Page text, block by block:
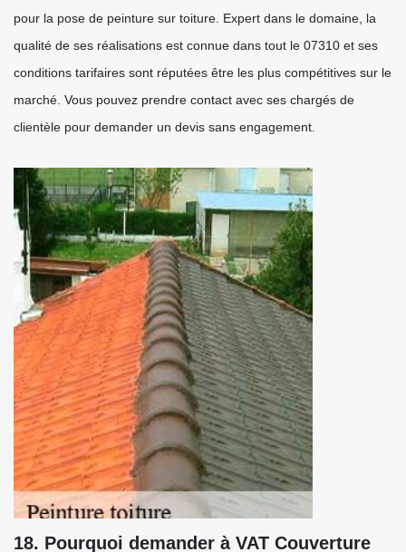
pour la pose de peinture sur toiture. Expert dans le domaine, la
qualité de ses réalisations est connue dans tout le 07310 et ses
conditions tarifaires sont réputées être les plus compétitives sur le
marché. Vous pouvez prendre contact avec ses chargés de
clientèle pour demander un devis sans engagement.
18. Pourquoi demander à VAT Couverture